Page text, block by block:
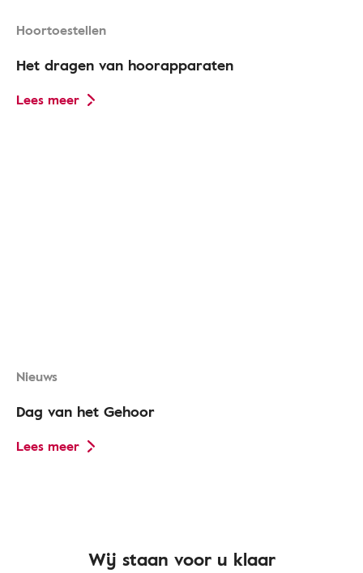
Hoortoestellen
Het dragen van hoorapparaten
Lees meer
Nieuws
Dag van het Gehoor
Lees meer
Wij staan voor u klaar